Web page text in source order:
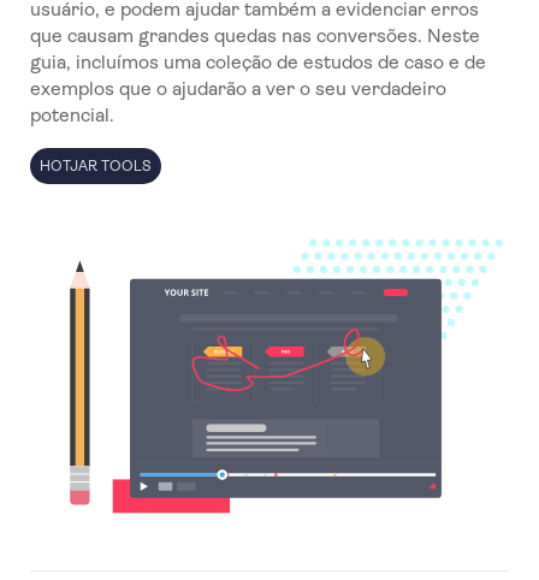
usuário, e podem ajudar também a evidenciar erros
que causam grandes quedas nas conversões. Neste
guia, incluímos uma coleção de estudos de caso e de
exemplos que o ajudarão a ver o seu verdadeiro
potencial.
HOTJAR TOOLS